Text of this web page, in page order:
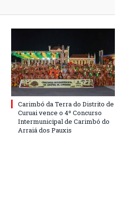
Carimbó da Terra do Distrito de
Curuai vence o 4º Concurso
Intermunicipal de Carimbó do
Arraiá dos Pauxis